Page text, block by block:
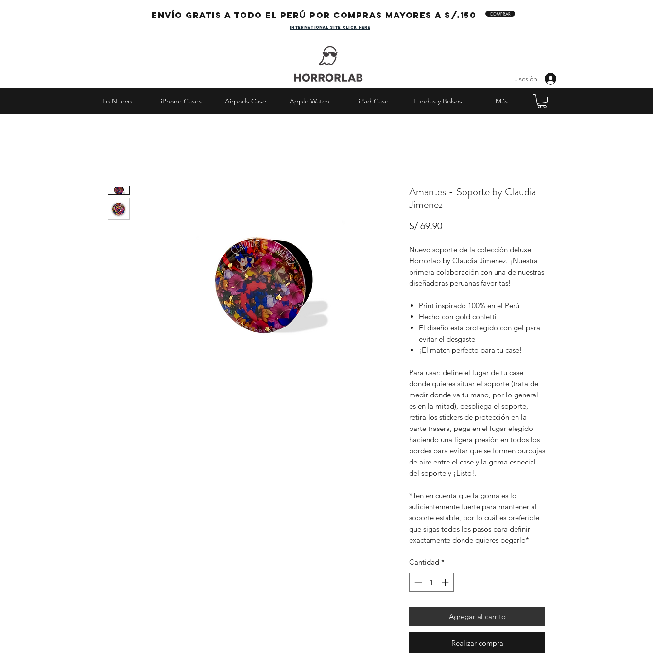
Envío gratis a todo el Perú por compras mayores a s/.150 COMPRAR
international site click here
Iniciar sesión
Lo Nuevo iPhone Cases Airpods Case Apple Watch iPad Case Fundas y Bolsos Más
Amantes - Soporte by Claudia
Jimenez
S/ 69.90Precio
Nuevo soporte de la colección deluxe
Horrorlab by Claudia Jimenez. ¡Nuestra
primera colaboración con una de nuestras
diseñadoras peruanas favoritas!
Print inspirado 100% en el Perú
Hecho con gold confetti
El diseño esta protegido con gel para
evitar el desgaste
¡El match perfecto para tu case!
Para usar: define el lugar de tu case
donde quieres situar el soporte (trata de
medir donde va tu mano, por lo general
es en la mitad), despliega el soporte,
retira los stickers de protección en la
parte trasera, pega en el lugar elegido
haciendo una ligera presión en todos los
bordes para evitar que se formen burbujas
de aire entre el case y la goma especial
del soporte y ¡Listo!.
*Ten en cuenta que la goma es lo
suficientemente fuerte para mantener al
soporte estable, por lo cuál es preferible
que sigas todos los pasos para definir
exactamente donde quieres pegarlo*
Cantidad *
Agregar al carrito
Realizar compra